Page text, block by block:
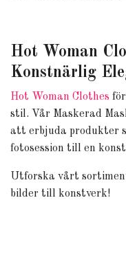
Hot Woman
Konstnärlig
Hot Woman Clothes
stil. Vår Maskerad
att erbjuda produkter
fotosession till en
Utforska vårt
bilder till konstverk!